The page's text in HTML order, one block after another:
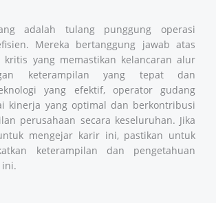
adalah tulang punggung operasi
Mereka bertanggung jawab atas
kritis yang memastikan kelancaran alur
keterampilan yang tepat dan
yang efektif, operator gudang
kinerja yang optimal dan berkontribusi
perusahaan secara keseluruhan. Jika
mengejar karir ini, pastikan untuk
keterampilan dan pengetahuan